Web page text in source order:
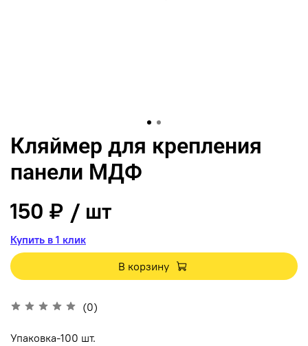
Кляймер для крепления
панели МДФ
(0)
150 ₽ / шт
Купить в 1 клик
В корзину
Упаковка-100 шт.